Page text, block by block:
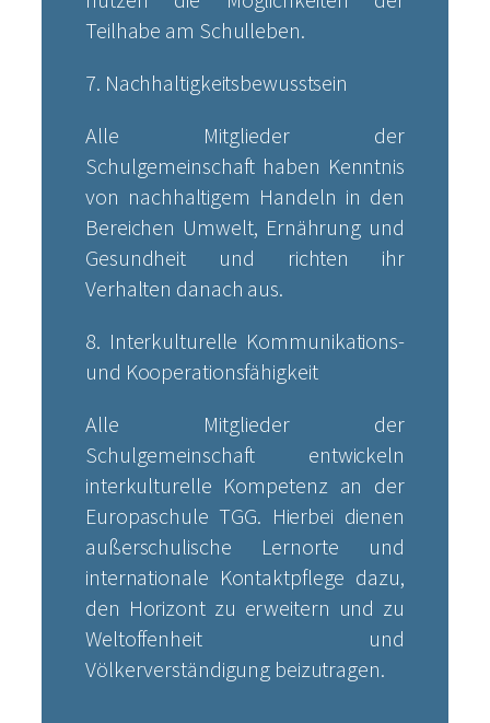
Teilhabe am Schulleben.
7. Nachhaltigkeitsbewusstsein
Alle Mitglieder der
Schulgemeinschaft haben Kenntnis
von nachhaltigem Handeln in den
Bereichen Umwelt, Ernährung und
Gesundheit und richten ihr
Verhalten danach aus.
8. Interkulturelle Kommunikations-
und Kooperationsfähigkeit
Alle Mitglieder der
Schulgemeinschaft entwickeln
interkulturelle Kompetenz an der
Europaschule TGG. Hierbei dienen
außerschulische Lernorte und
internationale Kontaktpflege dazu,
den Horizont zu erweitern und zu
Weltoffenheit und
Völkerverständigung beizutragen.